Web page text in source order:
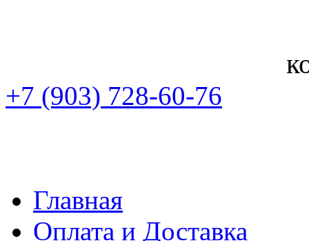
+7 (903) 728-60-76
Главная
Оплата и Доставка